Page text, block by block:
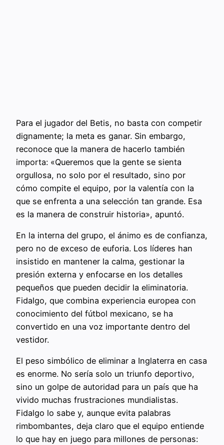
Para el jugador del Betis, no basta con competir
dignamente; la meta es ganar. Sin embargo,
reconoce que la manera de hacerlo también
importa: «Queremos que la gente se sienta
orgullosa, no solo por el resultado, sino por
cómo compite el equipo, por la valentía con la
que se enfrenta a una selección tan grande. Esa
es la manera de construir historia», apuntó.
En la interna del grupo, el ánimo es de confianza,
pero no de exceso de euforia. Los líderes han
insistido en mantener la calma, gestionar la
presión externa y enfocarse en los detalles
pequeños que pueden decidir la eliminatoria.
Fidalgo, que combina experiencia europea con
conocimiento del fútbol mexicano, se ha
convertido en una voz importante dentro del
vestidor.
El peso simbólico de eliminar a Inglaterra en casa
es enorme. No sería solo un triunfo deportivo,
sino un golpe de autoridad para un país que ha
vivido muchas frustraciones mundialistas.
Fidalgo lo sabe y, aunque evita palabras
rimbombantes, deja claro que el equipo entiende
lo que hay en juego para millones de personas: